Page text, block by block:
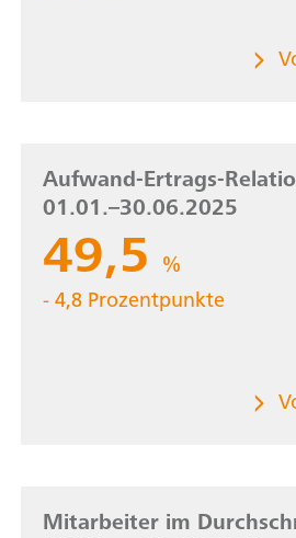
Aufwand-Ertrags-
01.01.–30.06.2025
49,5 %
- 4,8 Prozentpunkte
Aufwand-
Mitarbeiter imMitarbeiter